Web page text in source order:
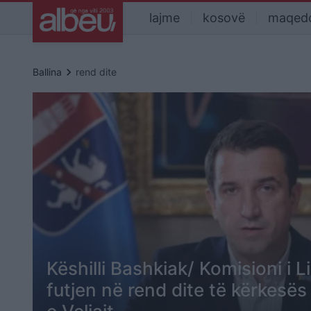
lajme kosovë
Ballina keyboard_arrow_right rend dite
Këshilli Bashkiak/ Komisioni i
futjen në rend dite të